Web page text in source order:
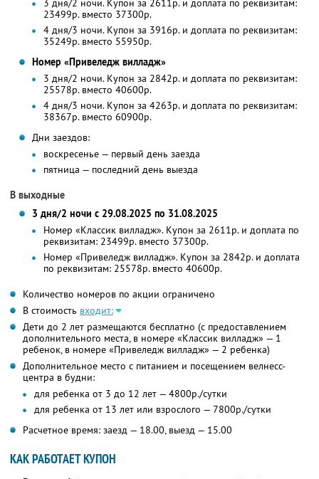
3 дня/2 ночи. Купон за 2611р. и доплата по реквизитам:
23499р. вместо 37300р.
4 дня/3 ночи. Купон за 3916р. и доплата по реквизитам:
35249р. вместо 55950р.
Номер «Привеледж вилладж»
3 дня/2 ночи. Купон за 2842р. и доплата по реквизитам:
25578р. вместо 40600р.
4 дня/3 ночи. Купон за 4263р. и доплата по реквизитам:
38367р. вместо 60900р.
Дни заездов:
воскресенье — первый день заезда
пятница — последний день выезда
В выходные
3 дня/2 ночи с 29.08.2025 по 31.08.2025
Номер «Классик вилладж». Купон за 2611р. и доплата по
реквизитам: 23499р. вместо 37300р.
Номер «Привеледж вилладж». Купон за 2842р. и доплата
по реквизитам: 25578р. вместо 40600р.
Количество номеров по акции ограничено
В стоимость входит:
Дети до 2 лет размещаются бесплатно (с предоставлением
дополнительного места, в номере «Классик вилладж» — 1
ребенок, в номере «Привеледж вилладж» — 2 ребенка)
Дополнительное место с питанием и посещением велнесс-
центра в будни:
для ребенка от 3 до 12 лет — 4800р./сутки
для ребенка от 13 лет или взрослого — 7800р./сутки
Расчетное время: заезд — 18.00, выезд — 15.00
КАК РАБОТАЕТ КУПОН